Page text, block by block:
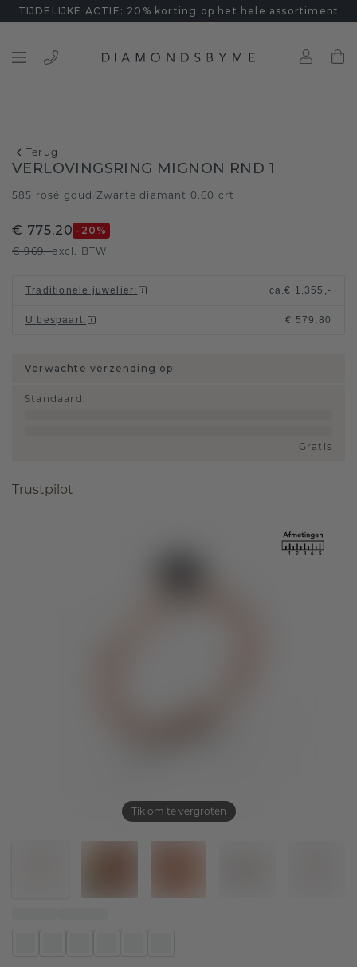
TIJDELIJKE ACTIE: 20% korting op het hele assortiment
Terug
Tik om te vergroten
VERLOVINGSRING MIGNON RND 1
585 rosé goud Zwarte diamant 0.60 crt
€ 775,20 -20 %
€ 969,-excl. BTW
Traditionele juwelier: ca.€ 1.355,-
U bespaart: € 579,80
Verwachte verzending op:
Standaard :
Gratis
Trustpilot